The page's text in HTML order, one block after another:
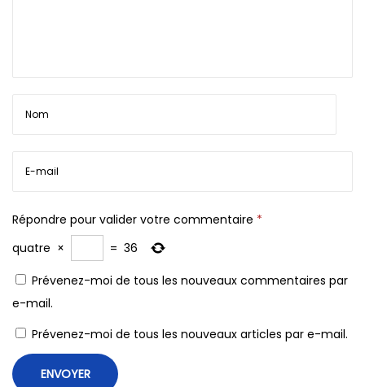
Répondre pour valider votre commentaire *
quatre × = 36
Prévenez-moi de tous les nouveaux commentaires par
e-mail.
Prévenez-moi de tous les nouveaux articles par e-mail.